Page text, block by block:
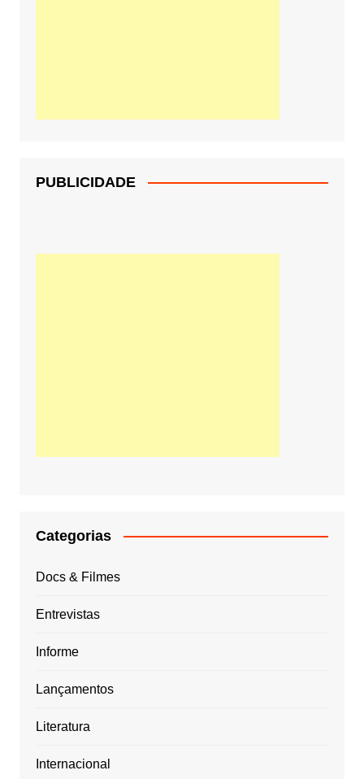
PUBLICIDADE
Categorias
Docs & Filmes
Entrevistas
Informe
Lançamentos
Literatura
Internacional